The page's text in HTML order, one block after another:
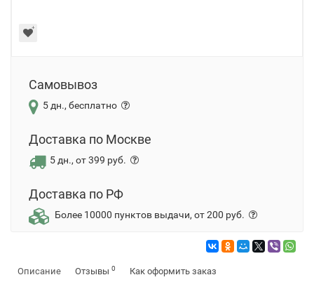
Самовывоз
5 дн., бесплатно
Доставка по Москве
5 дн., от 399 руб.
Доставка по РФ
Более 10000 пунктов выдачи, от 200 руб.
Описание Отзывы 0 Как оформить заказ